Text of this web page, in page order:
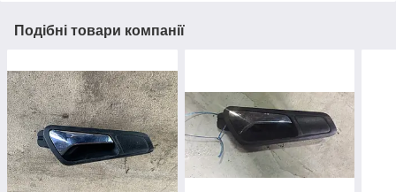
Подібні товари компанії